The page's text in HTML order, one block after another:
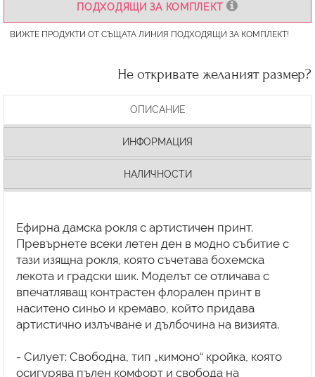
ПОДХОДЯЩИ ЗА КОМПЛЕКТ
ВИЖТЕ ПРОДУКТИ ОТ СЪЩАТА ЛИНИЯ ПОДХОДЯЩИ ЗА КОМПЛЕКТ!
Не откривате желаният размер?
ОПИСАНИЕ
ИНФОРМАЦИЯ
НАЛИЧНОСТИ
Ефирна дамска рокля с артистичен принт.
Превърнете всеки летен ден в модно събитие с
тази изящна рокля, която съчетава бохемска
лекота и градски шик. Моделът се отличава с
впечатляващ контрастен флорален принт в
наситено синьо и кремаво, който придава
артистично излъчване и дълбочина на визията.
- Силует: Свободна, тип „кимоно“ кройка, която
осигурява пълен комфорт и свобода на